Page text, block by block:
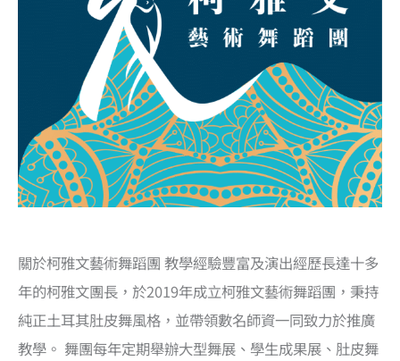
關於柯雅文藝術舞蹈團 教學經驗豐富及演出經歷長達十多
年的柯雅文團長，於2019年成立柯雅文藝術舞蹈團，秉持
純正土耳其肚皮舞風格，並帶領數名師資一同致力於推廣
教學。 舞團每年定期舉辦大型舞展、學生成果展、肚皮舞